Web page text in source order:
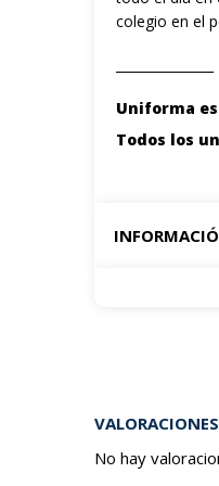
colegio en el
Uniforma
Todos los
VALORACIONES
No hay